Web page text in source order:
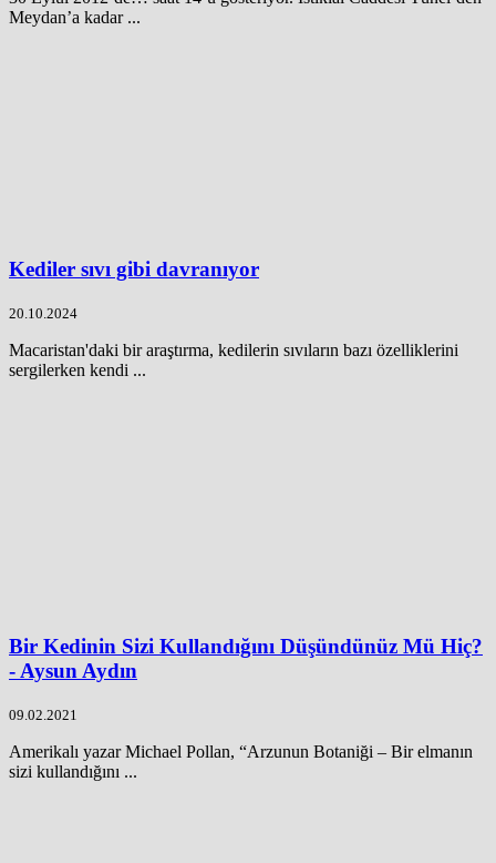
Meydan’a kadar ...
Kediler sıvı gibi davranıyor
20.10.2024
Macaristan'daki bir araştırma, kedilerin sıvıların bazı özelliklerini
sergilerken kendi ...
Bir Kedinin Sizi Kullandığını Düşündünüz Mü Hiç?
- Aysun Aydın
09.02.2021
Amerikalı yazar Michael Pollan, “Arzunun Botaniği – Bir elmanın
sizi kullandığını ...